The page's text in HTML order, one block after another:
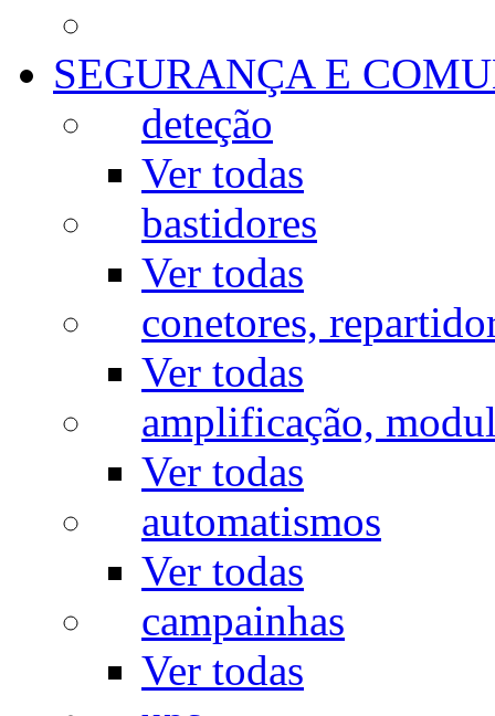
SEGURANÇA E
deteção
Ver todas
bastidores
Ver todas
conetores,
Ver todas
amplificação,
Ver todas
automatismos
Ver todas
campainhas
Ver todas